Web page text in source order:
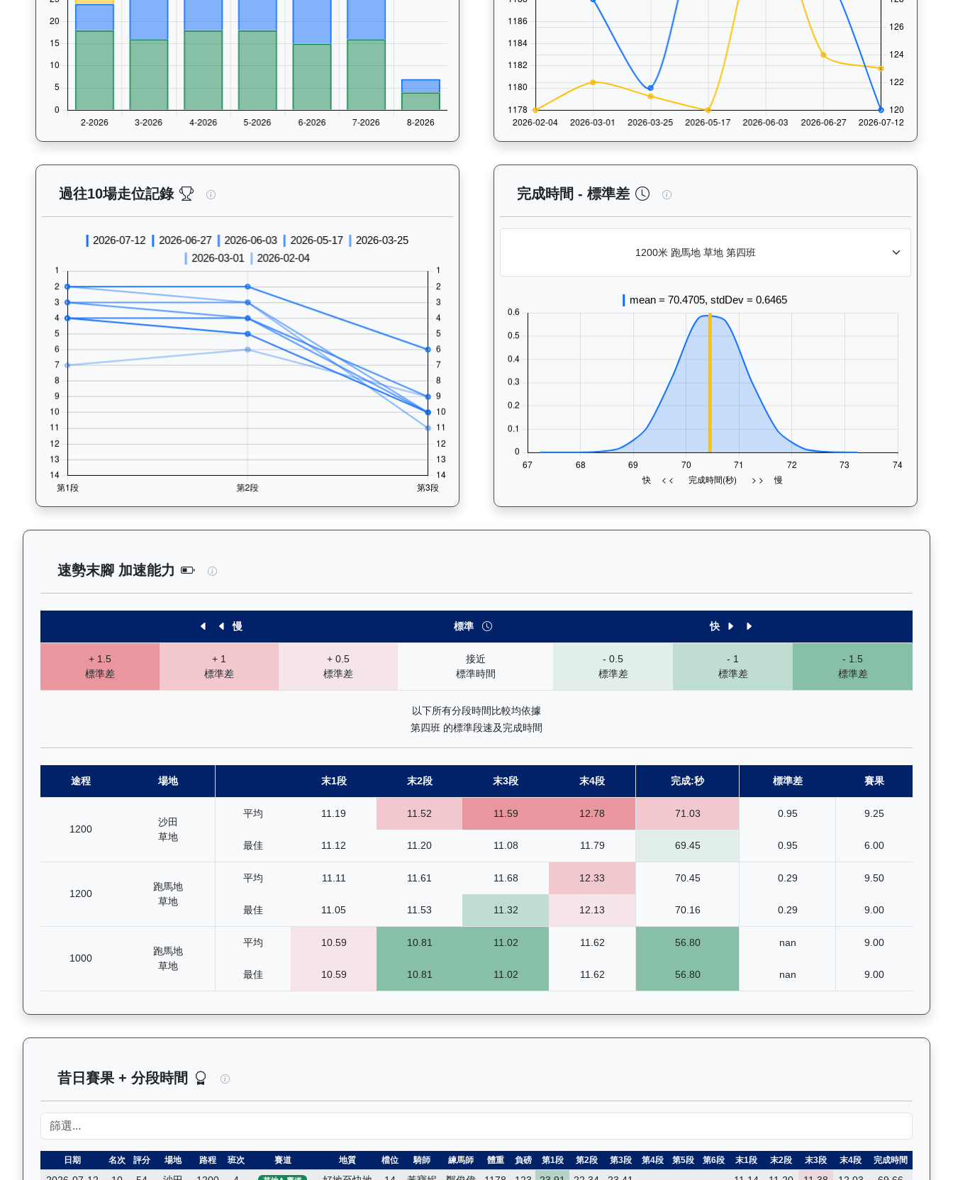
過往10場走位記錄 鋼鐵安防（L174）— 過往走位記錄圖表：查看馬匹最近10場比賽的走位變化趨勢，分析馬匹的跑法風格和衝線
完成時間 - 標準差 鋼鐵安防（L174）— 完成時間標準差分析
速勢末腳 加速能力 鋼鐵安防（L174）— 速勢末腳加速能力分析：查看馬匹在各途程和場地的詳細分段時間（末1段至末4段），以
慢 標準 快
+ 1.5
標準差
+ 1
標準差
+ 0.5
標準差
接近
標準時間
- 0.5
標準差
- 1
標準差
- 1.5
標準差
以下所有分段時間比較均依據
第四班 的標準段速及完成時間
途程 場地 末1段 末2段 末3段 末4段 完成:秒 標準差 賽果
1200
沙田
草地
平均 11.19 11.52 11.59 12.78 71.03 0.95 9.25
最佳 11.12 11.20 11.08 11.79 69.45 0.95 6.00
1200
跑馬地
草地
平均 11.11 11.61 11.68 12.33 70.45 0.29 9.50
最佳 11.05 11.53 11.32 12.13 70.16 0.29 9.00
1000
跑馬地
草地
平均 10.59 10.81 11.02 11.62 56.80 nan 9.00
最佳 10.59 10.81 11.02 11.62 56.80 nan 9.00
昔日賽果 + 分段時間 鋼鐵安防（L174）— 昔日賽果及分段時間紀錄：馬匹完整的過往賽事資料庫，包括所有比賽的詳細數據和分
日期 名次 評分 場地 路程 班次 賽道 地質 檔位 騎師 練馬師 體重 負磅 第1段 第2段 第3段 第4段 第5段 第6段 末1段 末2段 末3段 末4段 完成時間